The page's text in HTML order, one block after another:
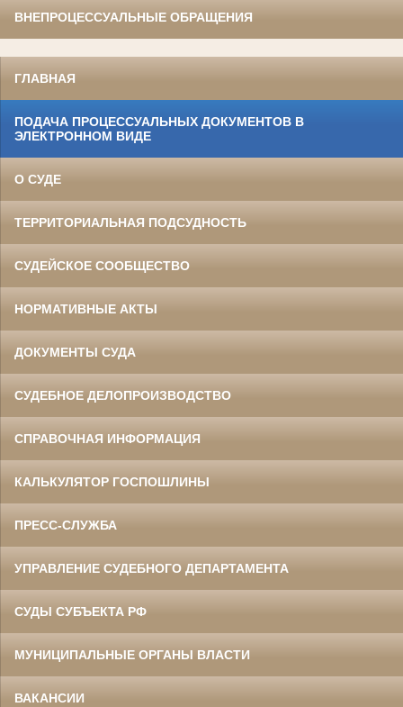
ВНЕПРОЦЕССУАЛЬНЫЕ ОБРАЩЕНИЯ
ГЛАВНАЯ
ПОДАЧА ПРОЦЕССУАЛЬНЫХ ДОКУМЕНТОВ В
ЭЛЕКТРОННОМ ВИДЕ
О СУДЕ
ТЕРРИТОРИАЛЬНАЯ ПОДСУДНОСТЬ
СУДЕЙСКОЕ СООБЩЕСТВО
НОРМАТИВНЫЕ АКТЫ
ДОКУМЕНТЫ СУДА
СУДЕБНОЕ ДЕЛОПРОИЗВОДСТВО
СПРАВОЧНАЯ ИНФОРМАЦИЯ
КАЛЬКУЛЯТОР ГОСПОШЛИНЫ
ПРЕСС-СЛУЖБА
УПРАВЛЕНИЕ СУДЕБНОГО ДЕПАРТАМЕНТА
СУДЫ СУБЪЕКТА РФ
МУНИЦИПАЛЬНЫЕ ОРГАНЫ ВЛАСТИ
ВАКАНСИИ